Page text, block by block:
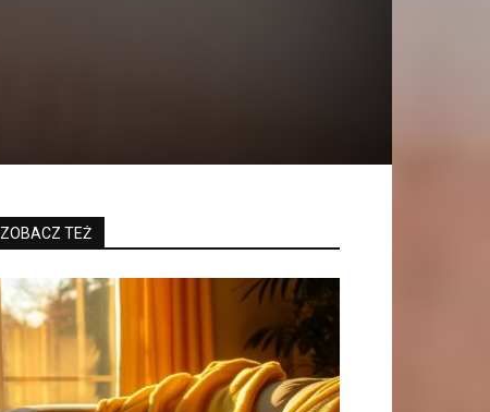
ZOBACZ TEŻ